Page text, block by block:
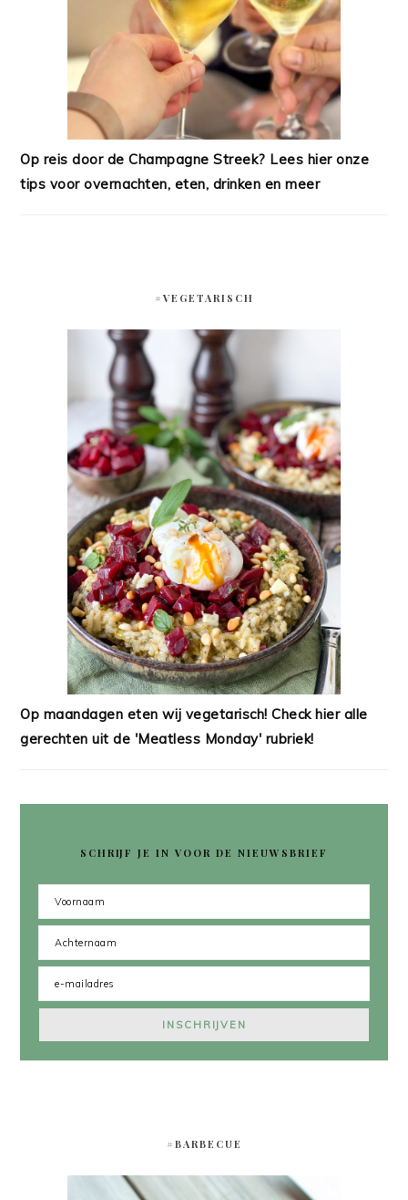
Op reis door de Champagne Streek? Lees hier onze
tips voor overnachten, eten, drinken en meer
#VEGETARISCH
Op maandagen eten wij vegetarisch! Check hier alle
gerechten uit de 'Meatless Monday' rubriek!
SCHRIJF JE IN VOOR DE NIEUWSBRIEF
#BARBECUE